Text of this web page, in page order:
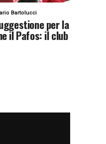
Bartolucci
per la
il Pafos: il club